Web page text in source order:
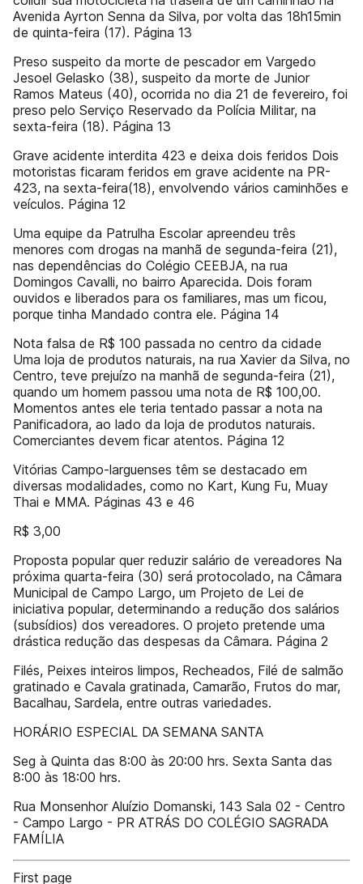
Avenida Ayrton Senna da Silva, por volta das 18h15min
de quinta-feira (17). Página 13
Preso suspeito da morte de pescador em Vargedo
Jesoel Gelasko (38), suspeito da morte de Junior
Ramos Mateus (40), ocorrida no dia 21 de fevereiro, foi
preso pelo Serviço Reservado da Polícia Militar, na
sexta-feira (18). Página 13
Grave acidente interdita 423 e deixa dois feridos Dois
motoristas ficaram feridos em grave acidente na PR-
423, na sexta-feira(18), envolvendo vários caminhões e
veículos. Página 12
Uma equipe da Patrulha Escolar apreendeu três
menores com drogas na manhã de segunda-feira (21),
nas dependências do Colégio CEEBJA, na rua
Domingos Cavalli, no bairro Aparecida. Dois foram
ouvidos e liberados para os familiares, mas um ficou,
porque tinha Mandado contra ele. Página 14
Nota falsa de R$ 100 passada no centro da cidade
Uma loja de produtos naturais, na rua Xavier da Silva, no
Centro, teve prejuízo na manhã de segunda-feira (21),
quando um homem passou uma nota de R$ 100,00.
Momentos antes ele teria tentado passar a nota na
Panificadora, ao lado da loja de produtos naturais.
Comerciantes devem ficar atentos. Página 12
Vitórias Campo-larguenses têm se destacado em
diversas modalidades, como no Kart, Kung Fu, Muay
Thai e MMA. Páginas 43 e 46
R$ 3,00
Proposta popular quer reduzir salário de vereadores Na
próxima quarta-feira (30) será protocolado, na Câmara
Municipal de Campo Largo, um Projeto de Lei de
iniciativa popular, determinando a redução dos salários
(subsídios) dos vereadores. O projeto pretende uma
drástica redução das despesas da Câmara. Página 2
Filés, Peixes inteiros limpos, Recheados, Filé de salmão
gratinado e Cavala gratinada, Camarão, Frutos do mar,
Bacalhau, Sardela, entre outras variedades.
HORÁRIO ESPECIAL DA SEMANA SANTA
Seg à Quinta das 8:00 às 20:00 hrs. Sexta Santa das
8:00 às 18:00 hrs.
Rua Monsenhor Aluízio Domanski, 143 Sala 02 - Centro
- Campo Largo - PR ATRÁS DO COLÉGIO SAGRADA
FAMÍLIA
First page